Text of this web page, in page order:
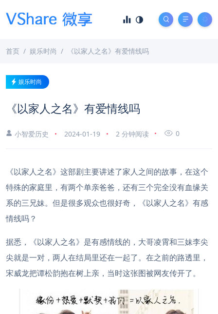
首页 娱乐时尚 《以家人之名》有爱情线吗
娱乐时尚
《以家人之名》有爱情线吗
小智爱历史 2024-01-19 2 分钟阅读 0
《以家人之名》这部剧主要讲述了家人之间的故事，在这个
特殊的家庭里，有两个单亲爸爸，还有三个完全没有血缘关
系的三兄妹。但是很多观众也很好奇，《以家人之名》有感
情线吗？
据悉，《以家人之名》是有感情线的，大哥凌霄和三妹李尖
尖就是一对，两人在结局里还在一起了。在之前的路透里，
宋威龙把谭松韵抱在树上亲，当时这张图被网友传开了。